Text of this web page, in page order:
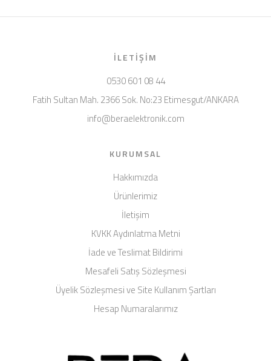
İLETIŞIM
0530 601 08 44
Fatih Sultan Mah. 2366 Sok. No:23 Etimesgut/ANKARA
info@beraelektronik.com
KURUMSAL
Hakkımızda
Ürünlerimiz
İletişim
KVKK Aydınlatma Metni
İade ve Teslimat Bildirimi
Mesafeli Satış Sözleşmesi
Üyelik Sözleşmesi ve Site Kullanım Şartları
Hesap Numaralarımız